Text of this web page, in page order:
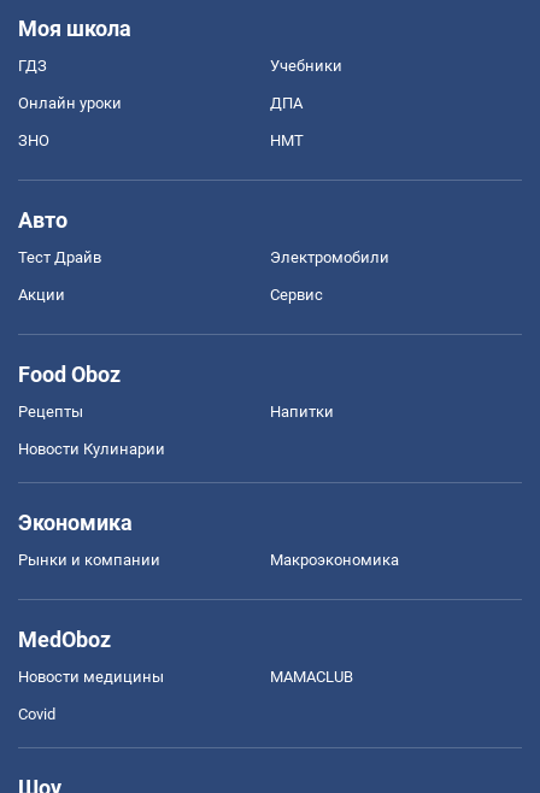
Моя школа
ГДЗ Учебники
Онлайн уроки ДПА
ЗНО НМТ
Авто
Тест Драйв Электромобили
Акции Сервис
Food Oboz
Рецепты Напитки
Новости Кулинарии
Экономика
Рынки и компании Mакроэкономика
MedOboz
Новости медицины MAMACLUB
Covid
Шоу